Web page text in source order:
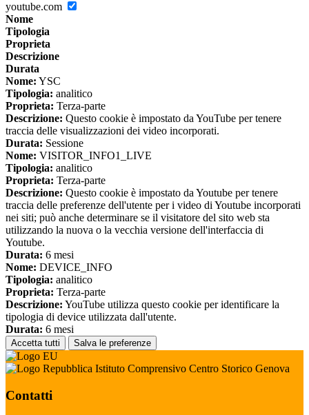
youtube.com
Nome
Tipologia
Proprieta
Descrizione
Durata
Nome: YSC
Tipologia: analitico
Proprieta: Terza-parte
Descrizione: Questo cookie è impostato da YouTube per tenere
traccia delle visualizzazioni dei video incorporati.
Durata: Sessione
Nome: VISITOR_INFO1_LIVE
Tipologia: analitico
Proprieta: Terza-parte
Descrizione: Questo cookie è impostato da Youtube per tenere
traccia delle preferenze dell'utente per i video di Youtube incorporati
nei siti; può anche determinare se il visitatore del sito web sta
utilizzando la nuova o la vecchia versione dell'interfaccia di
Youtube.
Durata: 6 mesi
Nome: DEVICE_INFO
Tipologia: analitico
Proprieta: Terza-parte
Descrizione: YouTube utilizza questo cookie per identificare la
tipologia di device utilizzata dall'utente.
Durata: 6 mesi
Accetta tutti Salva le preferenze
Istituto Comprensivo Centro Storico Genova
Contatti